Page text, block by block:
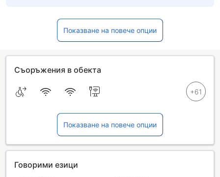
Показване на повече опции
Съоръжения в обекта
Показване на повече опции
Говорими езици